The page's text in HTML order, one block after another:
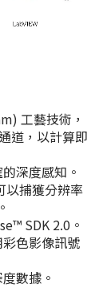
工藝技術，
道，以計算即
深度感知。
以捕獲分辨率
SDK 2.0。
色影像訊號
數據。